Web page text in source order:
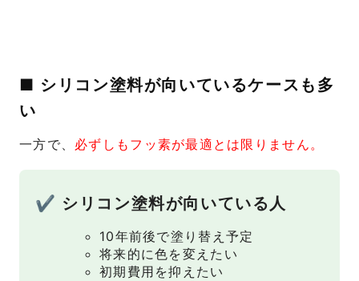
■ シリコン塗料が向いているケースも多
い
一方で、 必ずしもフッ素が最適とは限りません。
✔ シリコン塗料が向いている人
10年前後で塗り替え予定
将来的に色を変えたい
初期費用を抑えたい